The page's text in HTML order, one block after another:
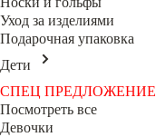
Уход за изделиями
Подарочная упаковка
Дети
СПЕЦ ПРЕДЛОЖЕНИЕ
Посмотреть все
Девочки